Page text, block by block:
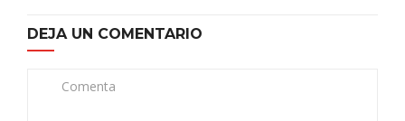
DEJA UN COMENTARIO
Comenta